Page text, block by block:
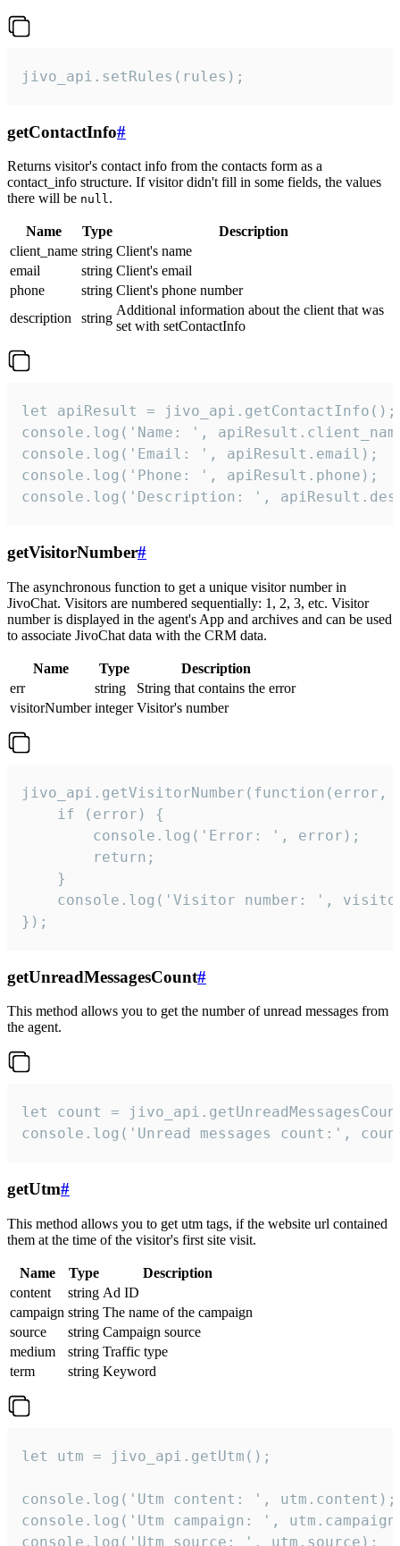
jivo_api.setRules(rules);
getContactInfo#
Returns visitor's contact info from the contacts form as a
contact_info structure. If visitor didn't fill in some fields, the values
there will be null.
Name Type
Description
client_name string Client's name
email
string Client's email
phone
string Client's phone number
description
string
Additional information about the client that was
set with setContactInfo
let apiResult = jivo_api.getContactInfo();
console.log('Name: ',
console.log('Email: ', apiResult.email);
console.log('Phone: ', apiResult.phone);
console.log('Description: ',
getVisitorNumber#
The asynchronous function to get a unique visitor number in
JivoChat. Visitors are numbered sequentially: 1, 2, 3, etc. Visitor
number is displayed in the agent's App and archives and can be used
to associate JivoChat data with the CRM data.
Name Type
Description
err
string
String that contains the error
visitorNumber integer Visitor's number
jivo_api.getVisitorNumber(function(error,
    if (error) {
        console.log('Error: ', error);
        return;
    }
console.log('Visitor number: ',
});
getUnreadMessagesCount#
This method allows you to get the number of unread messages from
the agent.
let count =
console.log('Unread messages count:',
getUtm#
This method allows you to get utm tags, if the website url contained
them at the time of the visitor's first site visit.
Name Type
Description
content
string Ad ID
campaign string The name of the campaign
source
string Campaign source
medium
string Traffic type
term
string Keyword
let utm = jivo_api.getUtm();
console.log('Utm content: ', utm.content);
console.log('Utm campaign: ',
console.log('Utm source: ', utm.source);